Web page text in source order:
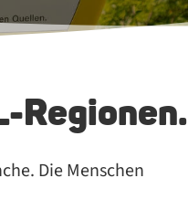
Re­gio­nen.
Die Menschen